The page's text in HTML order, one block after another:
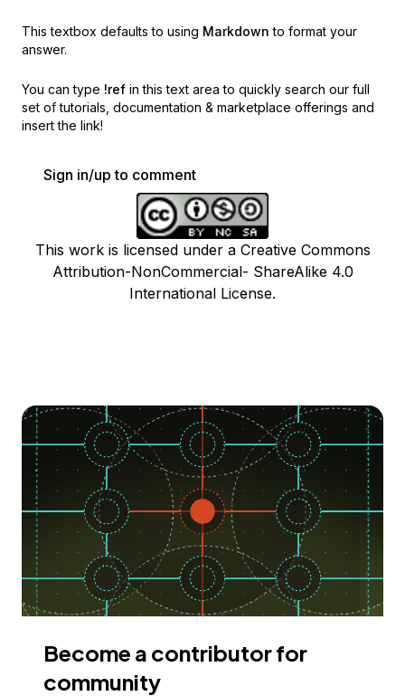
This textbox defaults to using Markdown to format your
answer.
You can type !ref in this text area to quickly search our full
set of tutorials, documentation & marketplace offerings and
insert the link!
Sign in/up to comment
This work is licensed under a Creative Commons
Attribution-NonCommercial- ShareAlike 4.0
International License.
Become a contributor for
community